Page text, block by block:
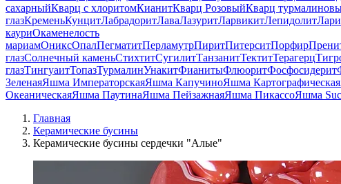
сахарныйКварц с хлоритомКианитКварц РозовыйКварц
глазКременьКунцитЛабрадоритЛаваЛазуритЛарвикитЛепидолит
кауриОкаменелость
мариамОниксОпалПегматитПерламутрПиритПитерситПорфир
глазСолнечный каменьСтихтитСугилитТанзанитТектитТерагерц
глазТингуаитТопазТурмалинУнакитФианитыФлюоритФосфосидерит
ЗеленаяЯшма ИмператорскаяЯшма КапучиноЯшма Картографическая
ОкеаническаяЯшма ПаутинаЯшма ПейзажнаяЯшма ПикассоЯшма
Главная
Керамические бусины
Керамические бусины сердечки "Алые"